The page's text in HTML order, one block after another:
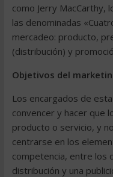
como Jerry MacCarthy,
las denominadas
mercadeo: producto,
(distribución) y
Objetivos del
Los encargados de
convencer y hacer que
producto o servicio, y
centrarse en los
competencia, entre los
distribución y una